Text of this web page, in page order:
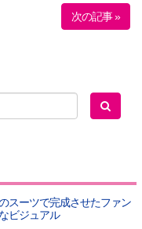
次の記事 »
スーツで完成させたファン
ビジュアル